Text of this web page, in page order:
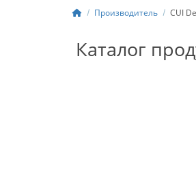
Производитель CUI
Каталог